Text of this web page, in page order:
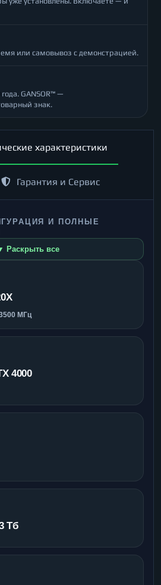
или самовывоз с демонстрацией.
GANSOR™ —
знак.
характеристики
Гарантия и Сервис
И ПОЛНЫЕ
Раскрыть все
МГц
4000
Тб